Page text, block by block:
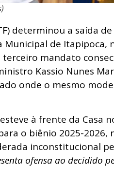
determinou a saída de
Municipal de Itapipoca,
mandato
Kassio Nunes
onde o mesmo
à frente da Casa
o biênio 2025-2026,
inconstitucional
ofensa ao decidido